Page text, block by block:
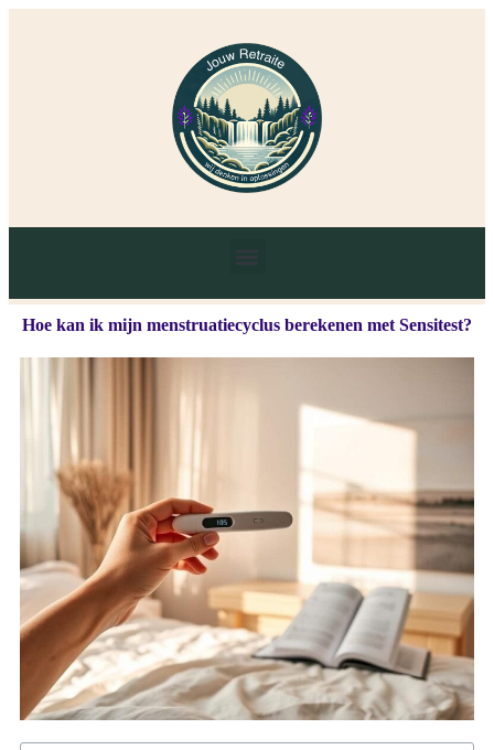
Hoe kan ik mijn menstruatiecyclus berekenen met Sensitest?